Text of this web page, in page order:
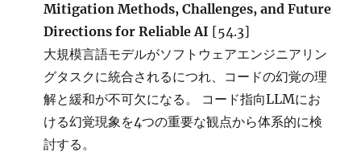
Mitigation Methods, Challenges, and Future
Directions for Reliable AI [54.3]
大規模言語モデルがソフトウェアエンジニアリン
グタスクに統合されるにつれ、コードの幻覚の理
解と緩和が不可欠になる。 コード指向LLMにお
ける幻覚現象を4つの重要な観点から体系的に検
討する。